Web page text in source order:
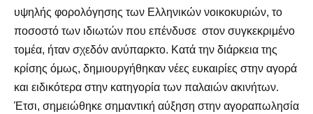
υψηλής φορολόγησης των Ελληνικών νοικοκυριών, το
ποσοστό των ιδιωτών που επένδυσε στον συγκεκριμένο
τομέα, ήταν σχεδόν ανύπαρκτο. Κατά την διάρκεια της
κρίσης όμως, δημιουργήθηκαν νέες ευκαιρίες στην αγορά
και ειδικότερα στην κατηγορία των παλαιών ακινήτων.
Έτσι, σημειώθηκε σημαντική αύξηση στην αγοραπωλησία